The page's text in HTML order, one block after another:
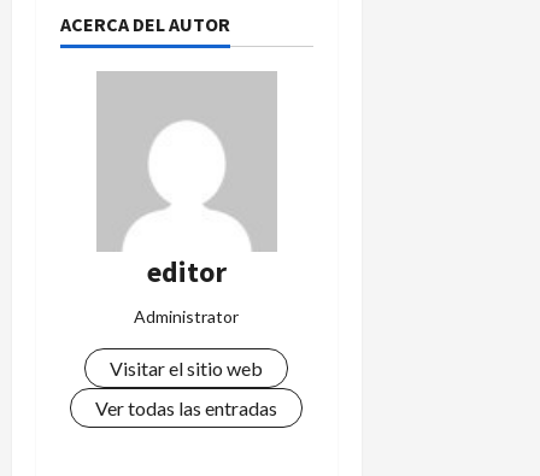
ACERCA DEL AUTOR
editor
Administrator
Visitar el sitio web
Ver todas las entradas